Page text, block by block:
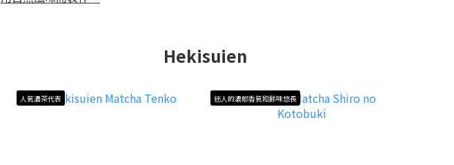
Hekisuien
人氣濃茶代表 迷人的濃郁香氣和餘味悠長